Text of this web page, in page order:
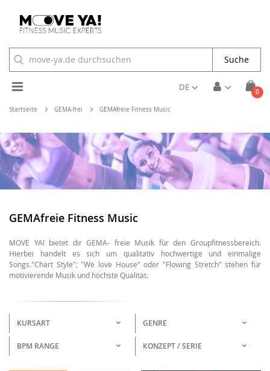
Cart
0
Toggle
Nav
DE
Suche
Startseite GEMA-frei GEMAfreie Fitness Music
GEMAfreie Fitness Music
MOVE YA! bietet dir GEMA- freie Musik für den Groupfitnessbereich.
Hierbei handelt es sich um qualitativ hochwertige und einmalige
Songs."Chart Style"; "We love House" oder "Flowing Stretch" stehen für
motivierende Musik und höchste Qualität.
KURSART GENRE
BPM RANGE KONZEPT / SERIE